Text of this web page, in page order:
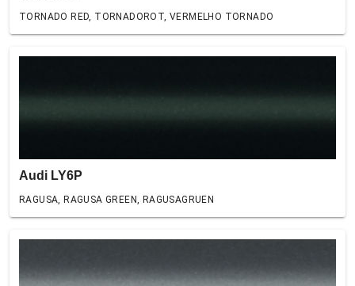
TORNADO RED, TORNADOROT, VERMELHO TORNADO
Audi LY6P
RAGUSA, RAGUSA GREEN, RAGUSAGRUEN